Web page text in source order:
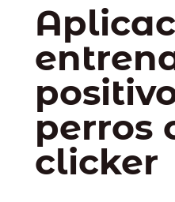
perros
clicker